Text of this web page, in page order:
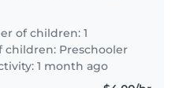
Necesitamos a
con mascotas y
of children: 1
children: Preschooler
1 month ago